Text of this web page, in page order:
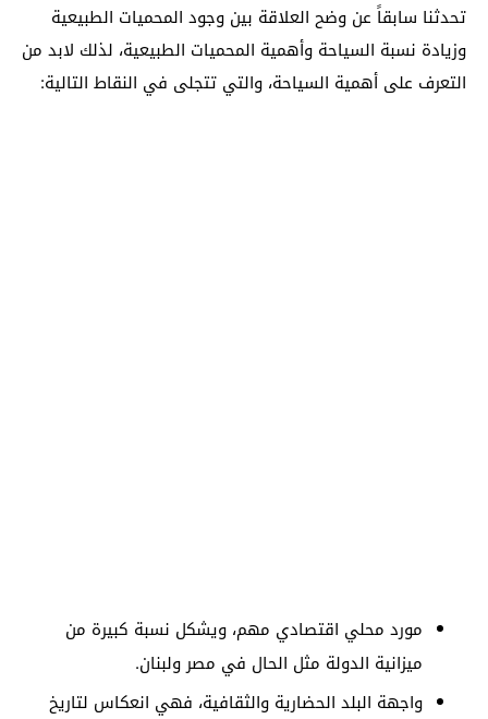
تحدثنا سابقاً عن وضح العلاقة بين وجود المحميات الطبيعية
وزيادة نسبة السياحة وأهمية المحميات الطبيعية، لذلك لابد من
التعرف على أهمية السياحة، والتي تتجلى في النقاط التالية:
مورد محلي اقتصادي مهم، ويشكل نسبة كبيرة من
ميزانية الدولة مثل الحال في مصر ولبنان.
واجهة البلد الحضارية والثقافية، فهي انعكاس لتاريخ